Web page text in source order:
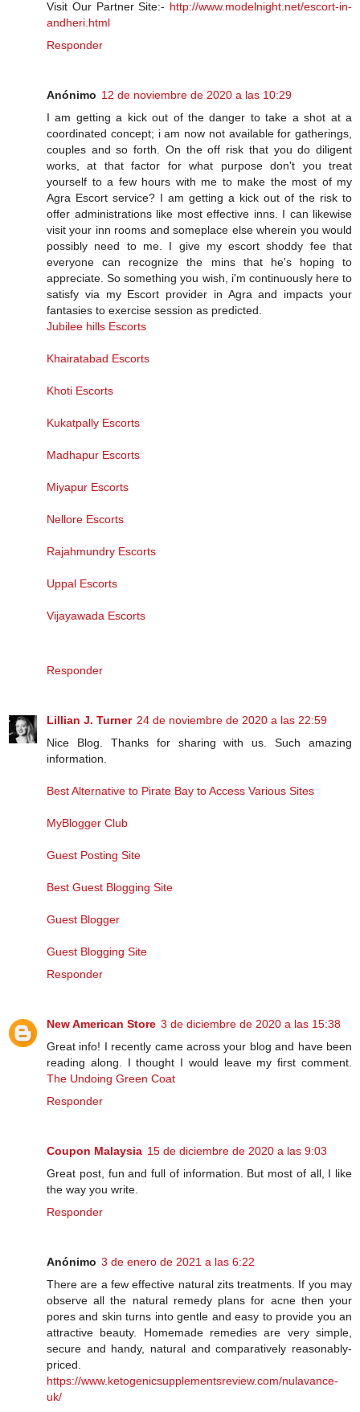
Visit Our Partner Site:- http://www.modelnight.net/escort-in-
andheri.html
Responder
Anónimo 12 de noviembre de 2020 a las 10:29
I am getting a kick out of the danger to take a shot at a
coordinated concept; i am now not available for gatherings,
couples and so forth. On the off risk that you do diligent
works, at that factor for what purpose don't you treat
yourself to a few hours with me to make the most of my
Agra Escort service? I am getting a kick out of the risk to
offer administrations like most effective inns. I can likewise
visit your inn rooms and someplace else wherein you would
possibly need to me. I give my escort shoddy fee that
everyone can recognize the mins that he's hoping to
appreciate. So something you wish, i'm continuously here to
satisfy via my Escort provider in Agra and impacts your
fantasies to exercise session as predicted.
Jubilee hills Escorts
Khairatabad Escorts
Khoti Escorts
Kukatpally Escorts
Madhapur Escorts
Miyapur Escorts
Nellore Escorts
Rajahmundry Escorts
Uppal Escorts
Vijayawada Escorts
Responder
Lillian J. Turner 24 de noviembre de 2020 a las 22:59
Nice Blog. Thanks for sharing with us. Such amazing
information.
Best Alternative to Pirate Bay to Access Various Sites
MyBlogger Club
Guest Posting Site
Best Guest Blogging Site
Guest Blogger
Guest Blogging Site
Responder
New American Store 3 de diciembre de 2020 a las 15:38
Great info! I recently came across your blog and have been
reading along. I thought I would leave my first comment.
The Undoing Green Coat
Responder
Coupon Malaysia 15 de diciembre de 2020 a las 9:03
Great post, fun and full of information. But most of all, I like
the way you write.
Responder
Anónimo 3 de enero de 2021 a las 6:22
There are a few effective natural zits treatments. If you may
observe all the natural remedy plans for acne then your
pores and skin turns into gentle and easy to provide you an
attractive beauty. Homemade remedies are very simple,
secure and handy, natural and comparatively reasonably-
priced.
https://www.ketogenicsupplementsreview.com/nulavance-
uk/